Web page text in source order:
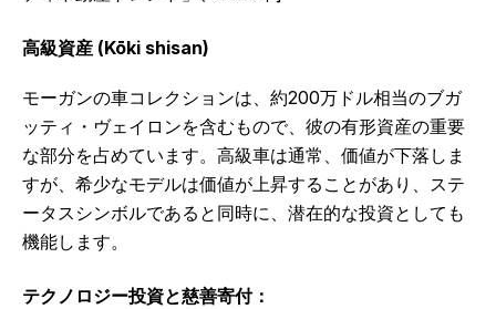
高級資産 (Kōki shisan)
モーガンの車コレクションは、約200万ドル相当のブガ
ッティ・ヴェイロンを含むもので、彼の有形資産の重要
な部分を占めています。高級車は通常、価値が下落しま
すが、希少なモデルは価値が上昇することがあり、ステ
ータスシンボルであると同時に、潜在的な投資としても
機能します。
テクノロジー投資と慈善寄付：